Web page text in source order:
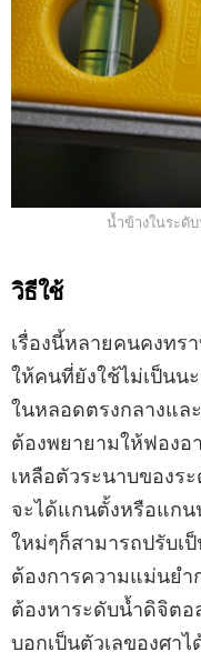
น้ำข้างในระดั
วิธีใช้
เรื่องนี้หลายคนคงทร
ให้คนที่ยังใช้ไม่เป็นน
ในหลอดตรงกลางแล
ต้องพยายามให้ฟองอ
เหลือตัวระนาบของร
จะได้แกนตั้งหรือแก
ใหม่ๆก็สามารถปรับเ
ต้องการความแม่นยำ
ต้องหาระดับน้ำดิจิตอ
บอกเป็นตัวเลของศาไ